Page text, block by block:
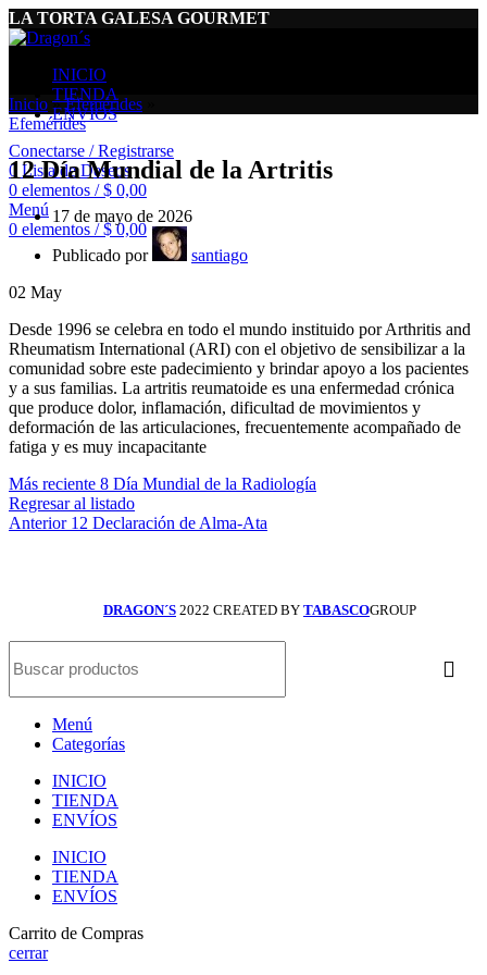
LA TORTA GALESA GOURMET
INICIO
TIENDA
ENVÍOS
Conectarse / Registrarse
0 Lista de Deseos
0 elementos / $ 0,00
Menú
0 elementos / $0,00
Inicio »Efemérides
Efemérides
12 Día Mundial de la Artritis
17 de mayo de 2026
Publicado por
santiago
02 May
Desde 1996 se celebra en todo el mundo instituido por Arthritis and
Rheumatism International (ARI) con el objetivo de sensibilizar a la
comunidad sobre este padecimiento y brindar apoyo a los pacientes
y a sus familias. La artritis reumatoide es una enfermedad crónica
que produce dolor, inflamación, dificultad de movimientos y
deformación de las articulaciones, frecuentemente acompañado de
fatiga y es muy incapacitante
Más reciente 8 Día Mundial de la Radiología
Regresar al listado
Anterior 12 Declaración de Alma-Ata
DRAGON´S 2022 CREATED BY TABASCOGROUP
Menú
Categorías
INICIO
TIENDA
ENVÍOS
INICIO
TIENDA
ENVÍOS
Carrito de Compras
cerrar